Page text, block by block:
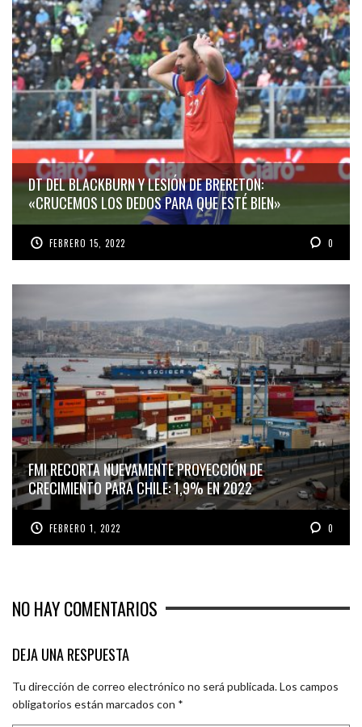
DT DEL BLACKBURN Y LESIÓN DE BRERETON:
«CRUCEMOS LOS DEDOS PARA QUE ESTÉ BIEN»
FEBRERO 15, 2022 0
FMI RECORTA NUEVAMENTE PROYECCIÓN DE
CRECIMIENTO PARA CHILE: 1,9% EN 2022
FEBRERO 1, 2022 0
NO HAY COMENTARIOS
DEJA UNA RESPUESTA
Tu dirección de correo electrónico no será publicada.Los campos
obligatorios están marcados con *